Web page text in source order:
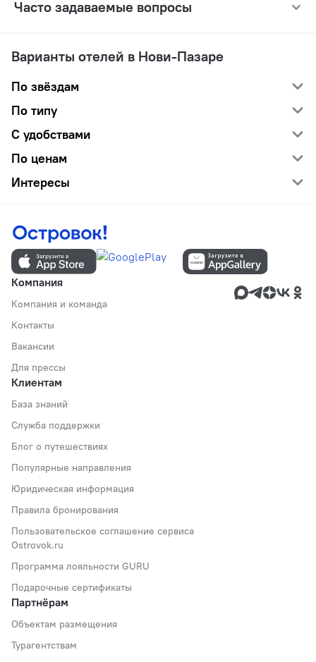
Часто задаваемые вопросы
Варианты отелей в Нови-Пазаре
По звёздам
По типу
С удобствами
По ценам
Интересы
Компания
Компания и команда
Контакты
Вакансии
Для прессы
Клиентам
База знаний
Служба поддержки
Блог о путешествиях
Популярные направления
Юридическая информация
Правила бронирования
Пользовательское соглашение сервиса
Ostrovok.ru
Программа лояльности GURU
Подарочные сертификаты
Партнёрам
Объектам размещения
Турагентствам